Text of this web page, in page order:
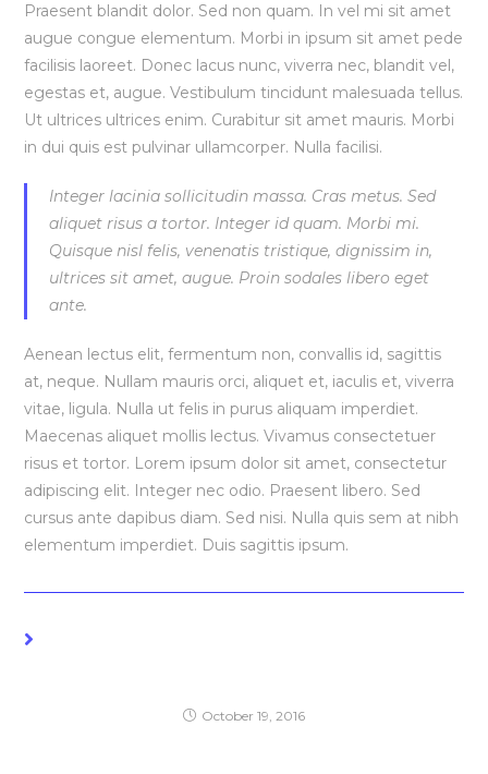
Praesent blandit dolor. Sed non quam. In vel mi sit amet
augue congue elementum. Morbi in ipsum sit amet pede
facilisis laoreet. Donec lacus nunc, viverra nec, blandit vel,
egestas et, augue. Vestibulum tincidunt malesuada tellus.
Ut ultrices ultrices enim. Curabitur sit amet mauris. Morbi
in dui quis est pulvinar ullamcorper. Nulla facilisi.
Integer lacinia sollicitudin massa. Cras metus. Sed
aliquet risus a tortor. Integer id quam. Morbi mi.
Quisque nisl felis, venenatis tristique, dignissim in,
ultrices sit amet, augue. Proin sodales libero eget
ante.
Aenean lectus elit, fermentum non, convallis id, sagittis
at, neque. Nullam mauris orci, aliquet et, iaculis et, viverra
vitae, ligula. Nulla ut felis in purus aliquam imperdiet.
Maecenas aliquet mollis lectus. Vivamus consectetuer
risus et tortor. Lorem ipsum dolor sit amet, consectetur
adipiscing elit. Integer nec odio. Praesent libero. Sed
cursus ante dapibus diam. Sed nisi. Nulla quis sem at nibh
elementum imperdiet. Duis sagittis ipsum.
October 19, 2016